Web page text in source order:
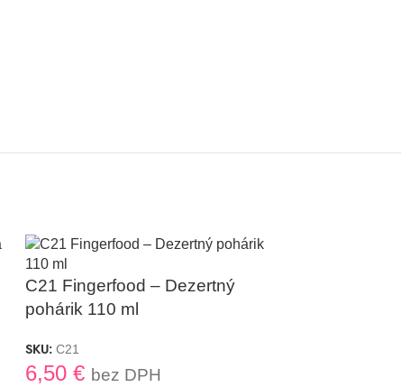
C21 Fingerfood – Dezertný
pohárik 110 ml
SKU: C21
6,50 € bez DPH